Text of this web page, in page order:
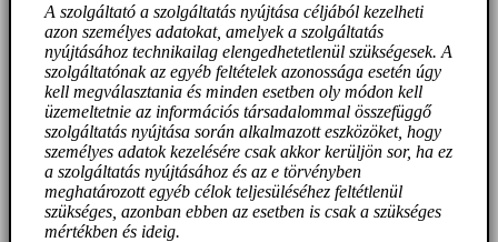
A szolgáltató a szolgáltatás nyújtása céljából kezelheti
azon személyes adatokat, amelyek a szolgáltatás
nyújtásához technikailag elengedhetetlenül szükségesek. A
szolgáltatónak az egyéb feltételek azonossága esetén úgy
kell megválasztania és minden esetben oly módon kell
üzemeltetnie az információs társadalommal összefüggő
szolgáltatás nyújtása során alkalmazott eszközöket, hogy
személyes adatok kezelésére csak akkor kerüljön sor, ha ez
a szolgáltatás nyújtásához és az e törvényben
meghatározott egyéb célok teljesüléséhez feltétlenül
szükséges, azonban ebben az esetben is csak a szükséges
mértékben és ideig.